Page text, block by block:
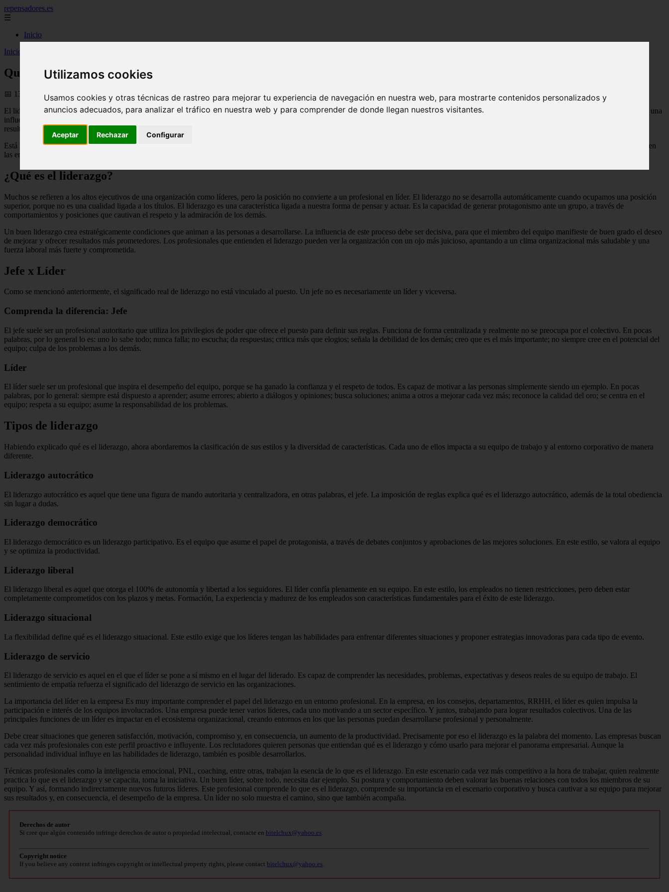
Utilizamos cookies
Usamos cookies y otras técnicas de rastreo para mejorar tu experiencia de navegación en nuestra web, para mostrarte contenidos personalizados y
anuncios adecuados, para analizar el tráfico en nuestra web y para comprender de donde llegan nuestros visitantes.
Aceptar Rechazar Configurar
repensadores.es
☰
Inicio
Inicio
Qué es el liderazgo: el secreto detrás de los grandes líderes
📅 13/08/2025
El liderazgo es la palabra del momento.Cada vez más popular en la escena empresarial, la palabra tiene muchos significados, que no siempre se utilizan correctamente.
El liderazgo, en términos generales, es una
influencia social, que estimula el potencial de otros para lograr un objetivo común.
resultados.
Al contrario de lo que muchos creen, el liderazgo no es un adjetivo, es una habilidad que no está necesariamente ligada a una jerarquía profesional o atributos personales.
Está relacionado con el comportamiento y la forma de expresarse.
En este post detallaremos qué es el liderazgo, mostraremos qué tipos son los más habituales y explicaremos la importancia de esta habilidad en
las empresas.
¿Qué es el liderazgo?
Muchos se refieren a los altos ejecutivos de una organización como líderes, pero la posición no convierte a un profesional en líder. El liderazgo no se desarrolla automáticamente cuando ocupamos una posición
superior, porque no es una cualidad ligada a los títulos. El liderazgo es una característica ligada a nuestra forma de pensar y actuar. Es la capacidad de generar protagonismo ante un grupo, a través de
comportamientos y posiciones que cautivan el respeto y la admiración de los demás.
Un buen liderazgo crea estratégicamente condiciones que animan a las personas a desarrollarse. La influencia de este proceso debe ser decisiva, para que el miembro del equipo manifieste de buen grado el deseo
de mejorar y ofrecer resultados más prometedores. Los profesionales que entienden el liderazgo pueden ver la organización con un ojo más juicioso, apuntando a un clima organizacional más saludable y una
fuerza laboral más fuerte y comprometida.
Jefe x Líder
Como se mencionó anteriormente, el significado real de liderazgo no está vinculado al puesto. Un jefe no es necesariamente un líder y viceversa.
Comprenda la diferencia: Jefe
El jefe suele ser un profesional autoritario que utiliza los privilegios de poder que ofrece el puesto para definir sus reglas. Funciona de forma centralizada y realmente no se preocupa por el colectivo. En pocas
palabras, por lo general lo es: uno lo sabe todo; nunca falla; no escucha; da respuestas; critica más que elogios; señala la debilidad de los demás; creo que es el más importante; no siempre cree en el potencial del
equipo; culpa de los problemas a los demás.
Líder
El líder suele ser un profesional que inspira el desempeño del equipo, porque se ha ganado la confianza y el respeto de todos. Es capaz de motivar a las personas simplemente siendo un ejemplo. En pocas
palabras, por lo general: siempre está dispuesto a aprender; asume errores; abierto a diálogos y opiniones; busca soluciones; anima a otros a mejorar cada vez más; reconoce la calidad del oro; se centra en el
equipo; respeta a su equipo; asume la responsabilidad de los problemas.
Tipos de liderazgo
Habiendo explicado qué es el liderazgo, ahora abordaremos la clasificación de sus estilos y la diversidad de características. Cada uno de ellos impacta a su equipo de trabajo y al entorno corporativo de manera
diferente.
Liderazgo autocrático
El liderazgo autocrático es aquel que tiene una figura de mando autoritaria y centralizadora, en otras palabras, el jefe. La imposición de reglas explica qué es el liderazgo autocrático, además de la total obediencia
sin lugar a dudas.
Liderazgo democrático
El liderazgo democrático es un liderazgo participativo. Es el equipo que asume el papel de protagonista, a través de debates conjuntos y aprobaciones de las mejores soluciones. En este estilo, se valora al equipo
y se optimiza la productividad.
Liderazgo liberal
El liderazgo liberal es aquel que otorga el 100% de autonomía y libertad a los seguidores. El líder confía plenamente en su equipo. En este estilo, los empleados no tienen restricciones, pero deben estar
completamente comprometidos con los plazos y metas. Formación, La experiencia y madurez de los empleados son características fundamentales para el éxito de este liderazgo.
Liderazgo situacional
La flexibilidad define qué es el liderazgo situacional. Este estilo exige que los líderes tengan las habilidades para enfrentar diferentes situaciones y proponer estrategias innovadoras para cada tipo de evento.
Liderazgo de servicio
El liderazgo de servicio es aquel en el que el líder se pone a sí mismo en el lugar del liderado. Es capaz de comprender las necesidades, problemas, expectativas y deseos reales de su equipo de trabajo. El
sentimiento de empatía refuerza el significado del liderazgo de servicio en las organizaciones.
La importancia del líder en la empresa Es muy importante comprender el papel del liderazgo en un entorno profesional. En la empresa, en los consejos, departamentos, RRHH, el líder es quien impulsa la
participación e interés de los equipos involucrados. Una empresa puede tener varios líderes, cada uno motivando a un sector específico. Y juntos, trabajando para lograr resultados colectivos. Una de las
principales funciones de un líder es impactar en el ecosistema organizacional, creando entornos en los que las personas puedan desarrollarse profesional y personalmente.
Debe crear situaciones que generen satisfacción, motivación, compromiso y, en consecuencia, un aumento de la productividad. Precisamente por eso el liderazgo es la palabra del momento. Las empresas buscan
cada vez más profesionales con este perfil proactivo e influyente. Los reclutadores quieren personas que entiendan qué es el liderazgo y cómo usarlo para mejorar el panorama empresarial. Aunque la
personalidad individual influye en las habilidades de liderazgo, también es posible desarrollarlos.
Técnicas profesionales como la inteligencia emocional, PNL, coaching, entre otras, trabajan la esencia de lo que es el liderazgo. En este escenario cada vez más competitivo a la hora de trabajar, quien realmente
practica lo que es el liderazgo y se capacita, toma la iniciativa. Un buen líder, sobre todo, necesita dar ejemplo. Su postura y comportamiento deben valorar las buenas relaciones con todos los miembros de su
equipo. Y así, formando indirectamente nuevos futuros líderes. Este profesional comprende lo que es el liderazgo, comprende su importancia en el escenario corporativo y busca cautivar a su equipo para mejorar
sus resultados y, en consecuencia, el desempeño de la empresa. Un líder no solo muestra el camino, sino que también acompaña.
Derechos de autor
Si cree que algún contenido infringe derechos de autor o propiedad intelectual, contacte en bitelchux@yahoo.es.
Copyright notice
If you believe any content infringes copyright or intellectual property rights, please contact bitelchux@yahoo.es.